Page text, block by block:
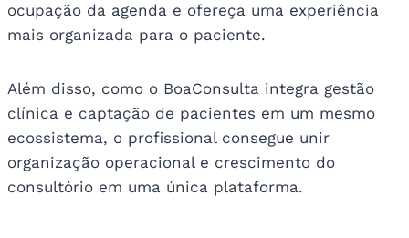
ocupação da agenda e ofereça uma experiência
mais organizada para o paciente.
Além disso, como o BoaConsulta integra gestão
clínica e captação de pacientes em um mesmo
ecossistema, o profissional consegue unir
organização operacional e crescimento do
consultório em uma única plataforma.